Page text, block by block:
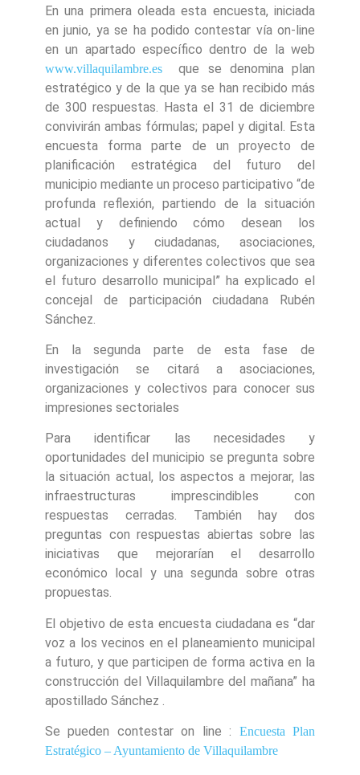
En una primera oleada esta encuesta, iniciada
en junio, ya se ha podido contestar vía on-line
en un apartado específico dentro de la web
www.villaquilambre.es que se denomina plan
estratégico y de la que ya se han recibido más
de 300 respuestas. Hasta el 31 de diciembre
convivirán ambas fórmulas; papel y digital. Esta
encuesta forma parte de un proyecto de
planificación estratégica del futuro del
municipio mediante un proceso participativo “de
profunda reflexión, partiendo de la situación
actual y definiendo cómo desean los
ciudadanos y ciudadanas, asociaciones,
organizaciones y diferentes colectivos que sea
el futuro desarrollo municipal” ha explicado el
concejal de participación ciudadana Rubén
Sánchez.
En la segunda parte de esta fase de
investigación se citará a asociaciones,
organizaciones y colectivos para conocer sus
impresiones sectoriales
Para identificar las necesidades y
oportunidades del municipio se pregunta sobre
la situación actual, los aspectos a mejorar, las
infraestructuras imprescindibles con
respuestas cerradas. También hay dos
preguntas con respuestas abiertas sobre las
iniciativas que mejorarían el desarrollo
económico local y una segunda sobre otras
propuestas.
El objetivo de esta encuesta ciudadana es “dar
voz a los vecinos en el planeamiento municipal
a futuro, y que participen de forma activa en la
construcción del Villaquilambre del mañana” ha
apostillado Sánchez .
Se pueden contestar on line : Encuesta Plan
Estratégico – Ayuntamiento de Villaquilambre